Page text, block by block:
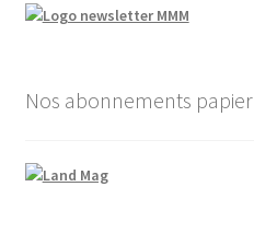
Nos abonnements papier